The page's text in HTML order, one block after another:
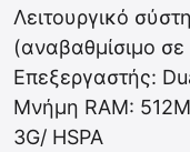
Λειτουργικό
(αναβαθμίσιμο σε
Επεξεργαστής:
Μνήμη RAM:
3G/ HSPA